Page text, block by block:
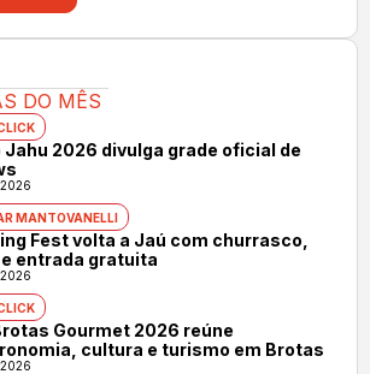
DO MÊS
Jahu 2026 divulga grade oficial de
MANTOVANELLI
Fest volta a Jaú com churrasco,
entrada gratuita
Gourmet 2026 reúne
cultura e turismo em Brotas